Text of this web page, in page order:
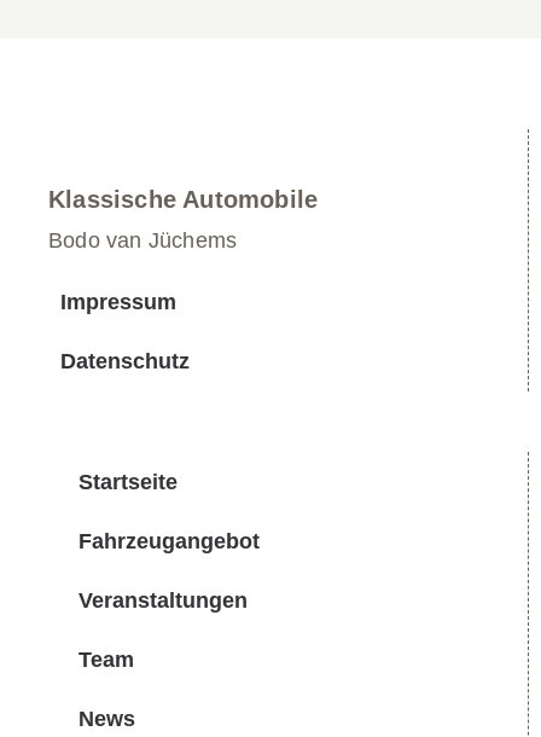
Klassische Automobile
Bodo van Jüchems
Impressum
Datenschutz
Startseite
Fahrzeugangebot
Veranstaltungen
Team
News